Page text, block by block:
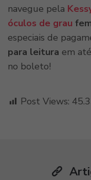
navegue pela
óculos de grau
especiais de
para leitura em
no boleto!
Post Views: